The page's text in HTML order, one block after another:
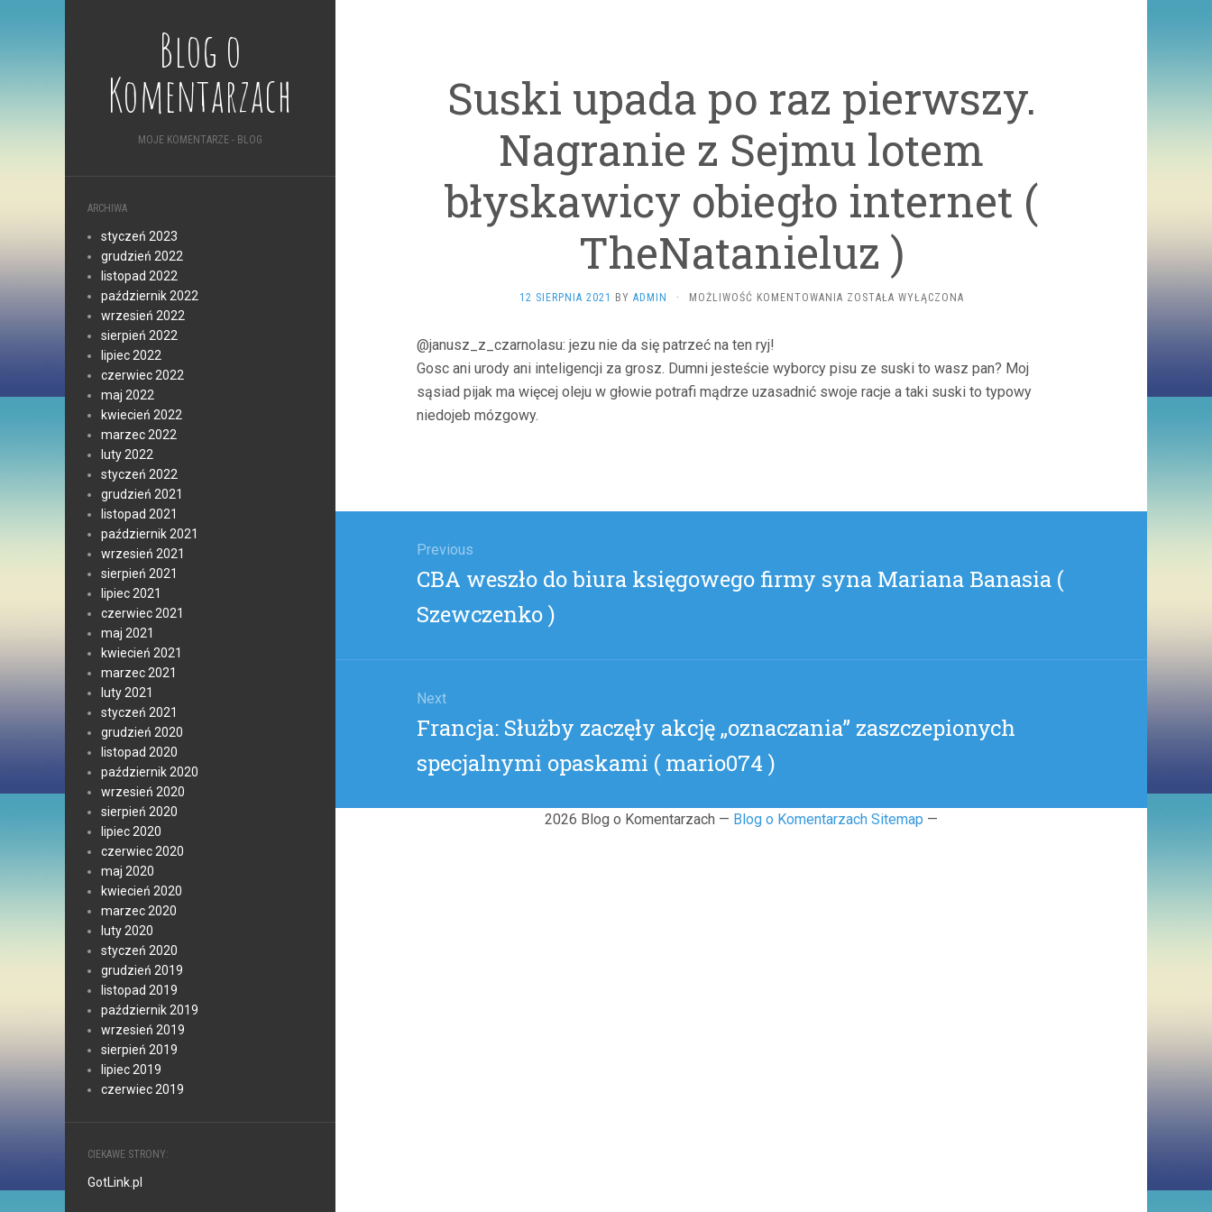
Blog o
Komentarzach
MOJE KOMENTARZE - BLOG
ARCHIWA
styczeń 2023
grudzień 2022
listopad 2022
październik 2022
wrzesień 2022
sierpień 2022
lipiec 2022
czerwiec 2022
maj 2022
kwiecień 2022
marzec 2022
luty 2022
styczeń 2022
grudzień 2021
listopad 2021
październik 2021
wrzesień 2021
sierpień 2021
lipiec 2021
czerwiec 2021
maj 2021
kwiecień 2021
marzec 2021
luty 2021
styczeń 2021
grudzień 2020
listopad 2020
październik 2020
wrzesień 2020
sierpień 2020
lipiec 2020
czerwiec 2020
maj 2020
kwiecień 2020
marzec 2020
luty 2020
styczeń 2020
grudzień 2019
listopad 2019
październik 2019
wrzesień 2019
sierpień 2019
lipiec 2019
czerwiec 2019
CIEKAWE STRONY:
GotLink.pl
Suski upada po raz pierwszy.
Nagranie z Sejmu lotem
błyskawicy obiegło internet (
TheNatanieluz )
12 SIERPNIA 2021 BY ADMIN · MOŻLIWOŚĆ KOMENTOWANIA SUSKI
PIERWSZY.
Z
ZOSTAŁA WYŁĄCZONA
@janusz_z_czarnolasu: jezu nie da się patrzeć na ten ryj!
Gosc ani urody ani inteligencji za grosz. Dumni jesteście wyborcy pisu ze suski to wasz pan? Moj
sąsiad pijak ma więcej oleju w głowie potrafi mądrze uzasadnić swoje racje a taki suski to typowy
niedojeb mózgowy.
Previous
Previous
CBA weszło do biura księgowego firmy syna Mariana Banasia (
Szewczenko )
Next
Next
Francja: Służby zaczęły akcję „oznaczania” zaszczepionych
specjalnymi opaskami ( mario074 )
2026 Blog o Komentarzach — Blog o Komentarzach Sitemap —